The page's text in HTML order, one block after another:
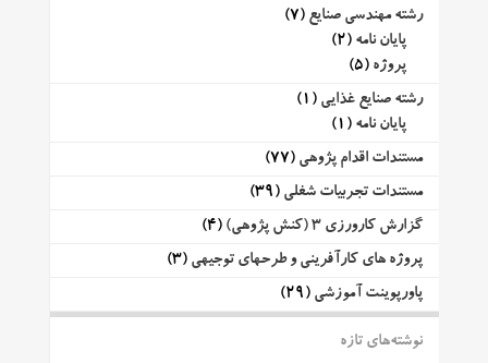
رشته مهندسی صنایع (7)
پایان نامه (2)
پروژه (5)
رشته صنایع غذایی (1)
پایان نامه (1)
مستندات اقدام پژوهی (77)
مستندات تجربیات شغلی (39)
گزارش کارورزی 3 (کنش پژوهی)
(4)
پروژه های کارآفرینی و طرحهای توجیهی (3)
پاورپوینت آموزشی (29)
نوشته‌های تازه